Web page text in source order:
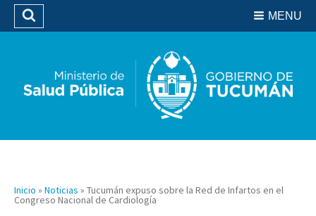
Biblioteca
MENU
Buscar
Inicio » Noticias » Tucumán expuso sobre la Red de Infartos en el
Congreso Nacional de Cardiología